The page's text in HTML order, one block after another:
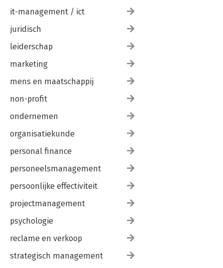
it-management / ict
juridisch
leiderschap
marketing
mens en maatschappij
non-profit
ondernemen
organisatiekunde
personal finance
personeelsmanagement
persoonlijke effectiviteit
projectmanagement
psychologie
reclame en verkoop
strategisch management